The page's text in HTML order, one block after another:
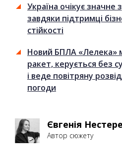
Україна очікує значне
завдяки підтримці
стійкості
Новий БПЛА «Лелека»
ракет, керується без
і веде повітряну
погоди
Євгенія
Автор сюжету